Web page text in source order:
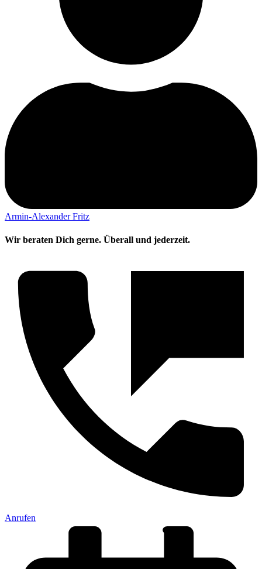
Armin-Alexander Fritz
Wir beraten Dich gerne. Überall und jederzeit.
Anrufen